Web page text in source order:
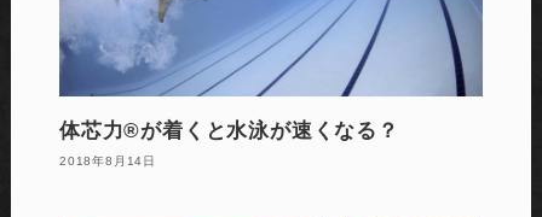
体芯力®︎が着くと水泳が速くなる？
2018年8月14日